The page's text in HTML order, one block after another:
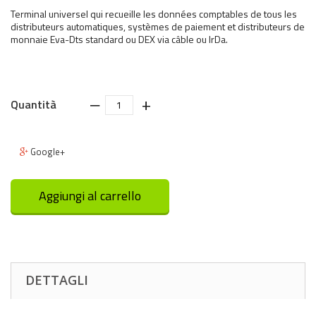
Terminal universel qui recueille les données comptables de tous les
distributeurs automatiques, systèmes de paiement et distributeurs de
monnaie Eva-Dts standard ou DEX via câble ou IrDa.
Quantità ‒ +
Google+
Aggiungi al carrello
DETTAGLI